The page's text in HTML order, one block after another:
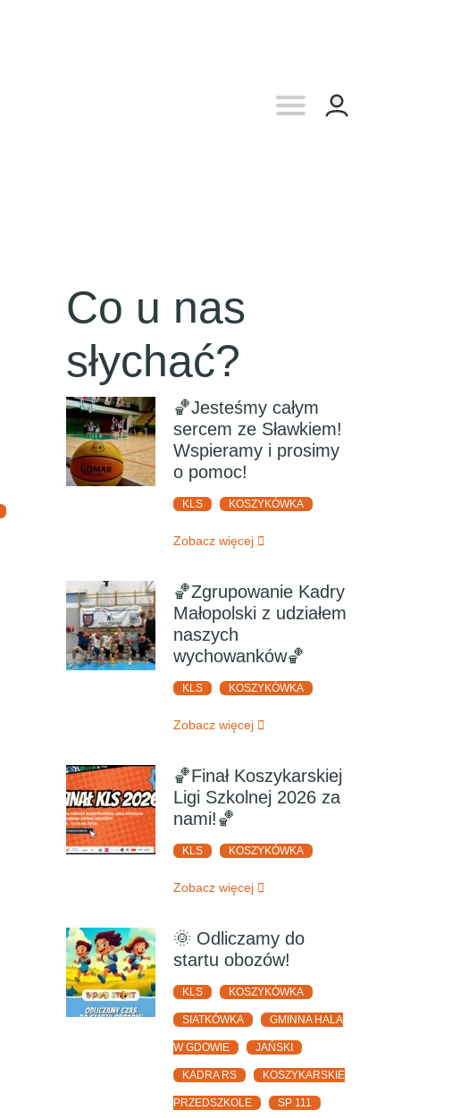
Co u nas
słychać?
🏀Jesteśmy całym
sercem ze Sławkiem!
Wspieramy i prosimy
o pomoc!
KLS KOSZYKÓWKA
Zobacz więcej
🏀Zgrupowanie Kadry
Małopolski z udziałem
naszych
wychowanków🏀
KLS KOSZYKÓWKA
Zobacz więcej
🏀Finał Koszykarskiej
Ligi Szkolnej 2026 za
nami!🏀
KLS KOSZYKÓWKA
Zobacz więcej
🌞 Odliczamy do
startu obozów!
KLS KOSZYKÓWKA
SIATKÓWKA GMINNA HALA
W GDOWIE JAŃSKI
KADRA RS KOSZYKARSKIE
PRZEDSZKOLE SP 111